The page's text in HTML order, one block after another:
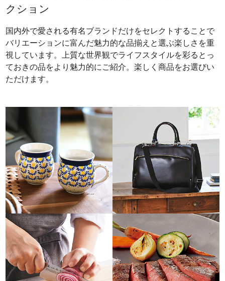
クション
国内外で愛される有名ブランドだけをセレクトすることで
バリエーションに富んだ魅力的な品揃えと選ぶ楽しさを重
視しています。上質な世界観でライフスタイルを彩るとっ
ておきの品をより魅力的にご紹介。楽しく商品をお選びい
ただけます。